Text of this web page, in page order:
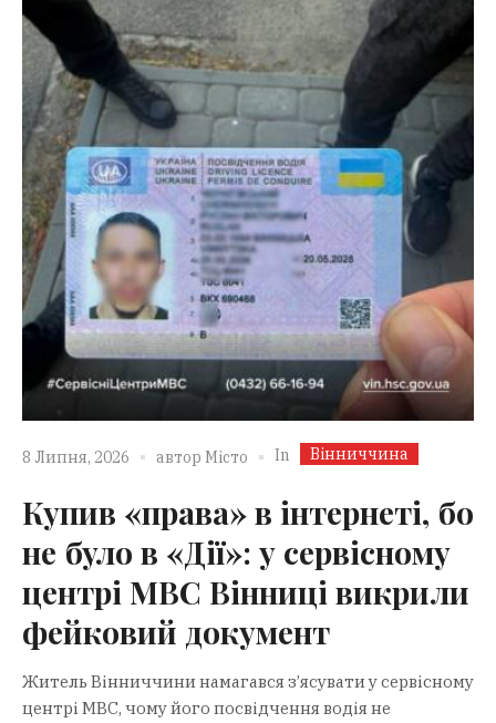
8 Липня, 2026 автор Місто In Вінниччина
Купив «права» в інтернеті, бо
не було в «Дії»: у сервісному
центрі МВС Вінниці викрили
фейковий документ
Житель Вінниччини намагався з’ясувати у сервісному
центрі МВС, чому його посвідчення водія не